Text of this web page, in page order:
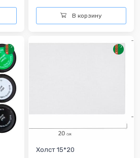
В корзину
Холст 15*20